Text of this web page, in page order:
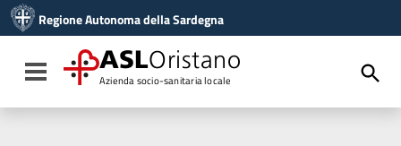
Vai al menu di navigazione
Vai al footer
Regione Autonoma della Sardegna
Toggle navigation
ASLOristano
Azienda socio-sanitaria locale